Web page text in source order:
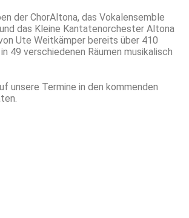
der ChorAltona, das Vokalensemble
das Kleine Kantatenorchester Altona
Ute Weitkämper bereits über 410
49 verschiedenen Räumen musikalisch
unsere Termine in den kommenden